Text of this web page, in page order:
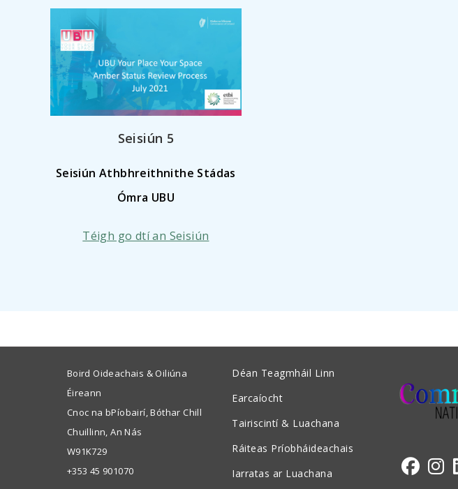
Seisiún 5
Seisiún Athbhreithnithe Stádas
Ómra UBU
Téigh go dtí an Seisiún
Boird Oideachais & Oiliúna
Éireann
Cnoc na bPíobairí, Bóthar Chill
Chuillinn, An Nás
W91K729
+353 45 901070
Déan Teagmháil Linn
Earcaíocht
Tairiscintí & Luachana
Ráiteas Príobháideachais
Iarratas ar Luachana